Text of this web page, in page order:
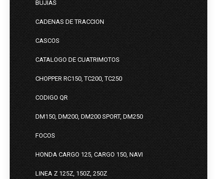
BUJIAS
CADENAS DE TRACCION
CASCOS
CATALOGO DE CUATRIMOTOS
CHOPPER RC150, TC200, TC250
CODIGO QR
DM150, DM200, DM200 SPORT, DM250
FOCOS
HONDA CARGO 125, CARGO 150, NAVI
LINEA Z 125Z, 150Z, 250Z